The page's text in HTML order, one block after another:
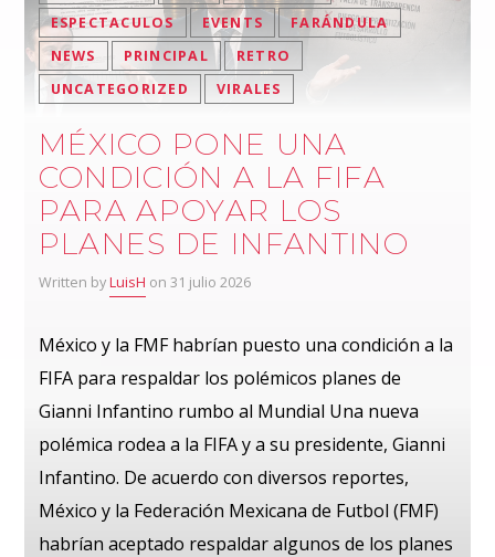
ESPECTACULOS
EVENTS
FARÁNDULA
NEWS
PRINCIPAL
RETRO
UNCATEGORIZED
VIRALES
MÉXICO PONE UNA
CONDICIÓN A LA FIFA
PARA APOYAR LOS
PLANES DE INFANTINO
Written byLuisH on 31 julio 2026
México y la FMF habrían puesto una condición a la
FIFA para respaldar los polémicos planes de
Gianni Infantino rumbo al Mundial Una nueva
polémica rodea a la FIFA y a su presidente, Gianni
Infantino. De acuerdo con diversos reportes,
México y la Federación Mexicana de Futbol (FMF)
habrían aceptado respaldar algunos de los planes